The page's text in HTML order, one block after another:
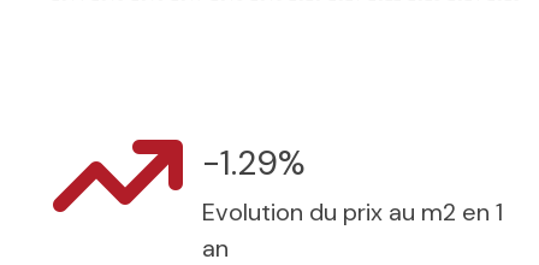
-1.29%
Evolution du prix au m2 en 1
an